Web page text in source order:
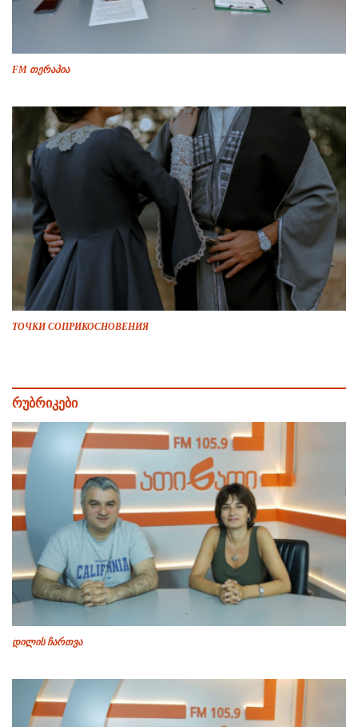
FM თერაპია
ТОЧКИ СОПРИКОСНОВЕНИЯ
რუბრიკები
დილის ჩართვა